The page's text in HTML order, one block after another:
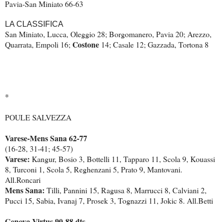
Pavia-San Miniato 66-63
LA CLASSIFICA
San Miniato, Lucca, Oleggio 28; Borgomanero, Pavia 20; Arezzo,
Quarrata, Empoli 16; Costone 14; Casale 12; Gazzada, Tortona 8
*
POULE SALVEZZA
Varese-Mens Sana 62-77
(16-28, 31-41; 45-57)
Varese: Kangur, Bosio 3, Bottelli 11, Tapparo 11, Scola 9, Kouassi
8, Turconi 1, Scola 5, Reghenzani 5, Prato 9, Mantovani.
All.Roncari
Mens Sana: Tilli, Pannini 15, Ragusa 8, Marrucci 8, Calviani 2,
Pucci 15, Sabia, Ivanaj 7, Prosek 3, Tognazzi 11, Jokic 8. All.Betti